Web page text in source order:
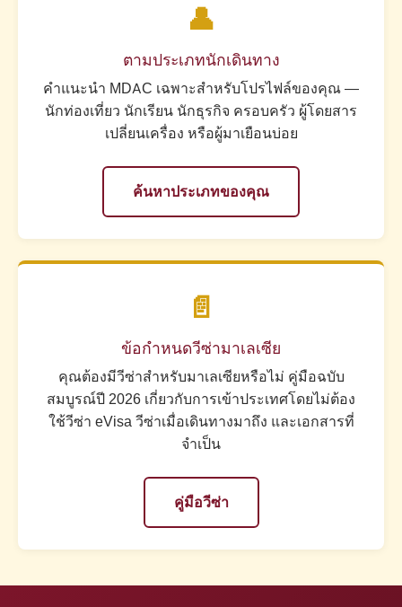
👤
ตามประเภทนักเดินทาง
คำแนะนำ MDAC เฉพาะสำหรับโปรไฟล์ของคุณ —
นักท่องเที่ยว นักเรียน นักธุรกิจ ครอบครัว ผู้โดยสาร
เปลี่ยนเครื่อง หรือผู้มาเยือนบ่อย
ค้นหาประเภทของคุณ
📄
ข้อกำหนดวีซ่ามาเลเซีย
คุณต้องมีวีซ่าสำหรับมาเลเซียหรือไม่ คู่มือฉบับ
สมบูรณ์ปี 2026 เกี่ยวกับการเข้าประเทศโดยไม่ต้อง
ใช้วีซ่า eVisa วีซ่าเมื่อเดินทางมาถึง และเอกสารที่
จำเป็น
คู่มือวีซ่า